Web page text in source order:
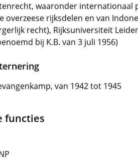
waaronder internationaal
overzeese rijksdelen en van
recht), Rijksuniversiteit
bij K.B. van 3 juli 1956)
van 1942 tot 1945
functies